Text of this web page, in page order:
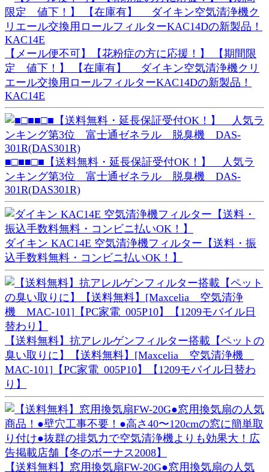
【メール便不可】【花粉症の方に応援！】 【期間限
定 値下！】 【在庫有】 ダイキン空気清浄機クリ
エール交換用ロールフィルターKAC14Dの新製品！
KAC14E
■□■■□■【送料無料・延長保証受付OK！】 人気ラ
ンキング第3位 富士通ゼネラル 脱臭機 DAS-
301R(DAS301R)
ダイキン KAC14E 空気清浄機フィルター【送料・振
込手数料無料・コンビニ払いOK！】
【送料無料】抗アレルゲンフィルター搭載【ペットの
臭い取りに】【送料無料】[Maxcelia 空気清浄機
MAC-101]【PC家電_005P10】【1209モバイル日替わ
り】
【送料無料】窓用換気扇FW-20G●窓用換気扇の人気